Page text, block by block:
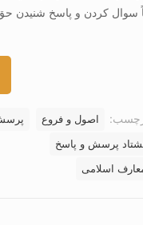
سوال کردن و پاسخ
اصول و فروع
پرسش و پاسخ
اسلامی